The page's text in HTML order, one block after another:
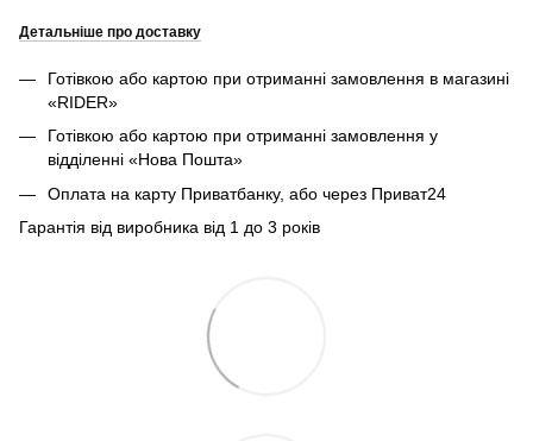
Детальніше про доставку
Готівкою або картою при отриманні замовлення в магазині
«RIDER»
Готівкою або картою при отриманні замовлення у
відділенні «Нова Пошта»
Оплата на карту Приватбанку, або через Приват24
Гарантія від виробника від 1 до 3 років